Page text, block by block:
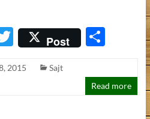
T
itt
Post
S
ar
e
2015
Sajt
Read more